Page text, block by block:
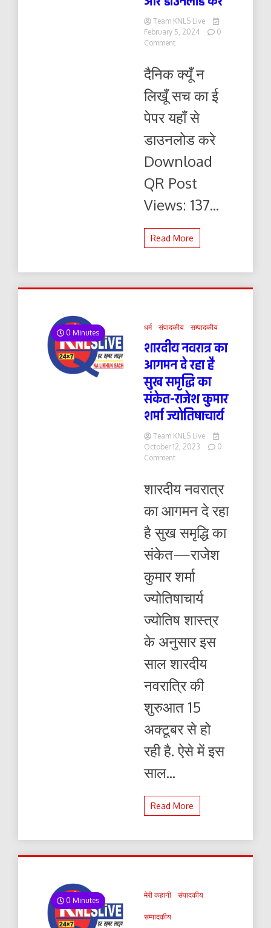
Team KNLS Live
February 5, 2024
0
Commenton
न
सच
04.02.2024
ई-
पेपर
यहाँ
पढ़ें
डाउनलोड
दैनिक क्यूँ न
लिखूँ सच का ई
पेपर यहाँ से
डाउनलोड करे
Download
QR Post
Views: 137...
Read More
0 Minutes
धर्म संपादकीय सम्पादकीय
शारदीय नवरात्र का
आगमन दे रहा है
सुख समृद्धि का
संकेत-राजेश कुमार
शर्मा ज्योतिषाचार्य
Team KNLS Live
October 12, 2023
0
Commenton
का
दे
समृद्धि
संकेत-
कुमार
ज्योतिषाचार्य
शारदीय नवरात्र
का आगमन दे रहा
है सुख समृद्धि का
संकेत—राजेश
कुमार शर्मा
ज्योतिषाचार्य
ज्योतिष शास्त्र
के अनुसार इस
साल शारदीय
नवरात्रि की
शुरुआत 15
अक्टूबर से हो
रही है. ऐसे में इस
साल...
Read More
0 Minutes
मेरी कहानी संपादकीय
सम्पादकीय